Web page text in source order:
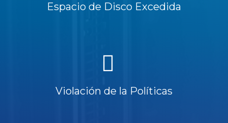
Espacio de Disco Excedida
Violación de la Políticas